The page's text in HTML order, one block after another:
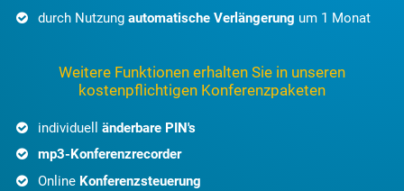
durch Nutzungautomatische Verlängerung um 1 Monat
Weitere Funktionen erhalten Sie in unseren
kostenpflichtigen Konferenzpaketen
individuelländerbare PIN's
mp3-Konferenzrecorder
Online Konferenzsteuerung